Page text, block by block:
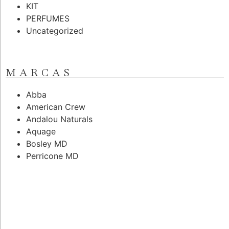
KIT
PERFUMES
Uncategorized
MARCAS
Abba
American Crew
Andalou Naturals
Aquage
Bosley MD
Perricone MD